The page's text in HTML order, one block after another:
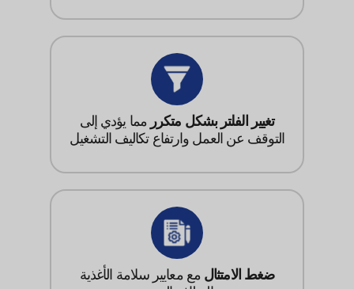
تغيير الفلتر بشكل متكرر مما يؤدي إلى
التوقف عن العمل وارتفاع تكاليف التشغيل
ضغط الامتثال مع معايير سلامة الأغذية